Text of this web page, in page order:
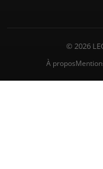
© 2026
À propos